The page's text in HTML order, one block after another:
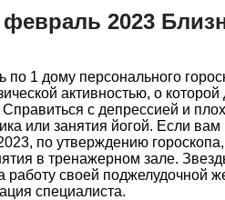
2023
по 1 дому персонального
активностью, о
с депрессией и
или занятия йогой. Если
по утверждению
в тренажерном зале.
работу своей поджелудочной
специалиста.